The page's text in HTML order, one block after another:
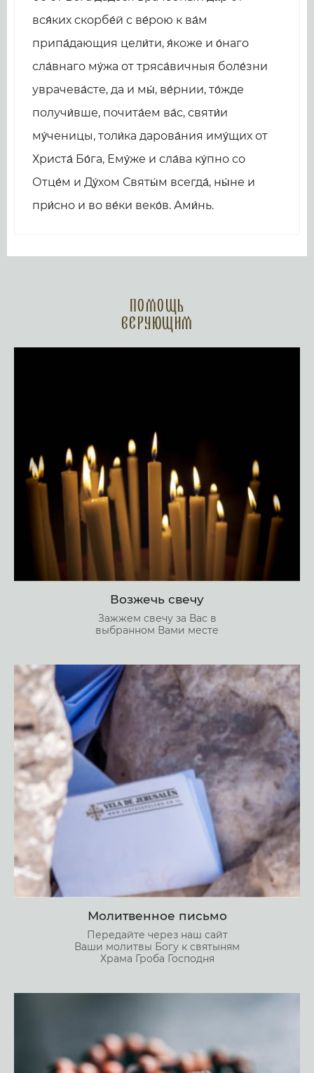
вся́ких скорбе́й с ве́рою к ва́м
припа́дающия цели́ти, я́коже и о́наго
сла́внаго му́жа от тряса́вичныя боле́зни
уврачева́сте, да и мы́, ве́рнии, то́жде
получи́вше, почита́ем ва́с, святи́и
му́ченицы, толи́ка дарова́ния иму́щих от
Христа́ Бо́га, Ему́же и сла́ва ку́пно со
Отце́м и Ду́хом Святы́м всегда́, ны́не и
при́сно и во ве́ки веко́в. Ами́нь.
Помощь
верующим
Возжечь свечу
Зажжем свечу за Вас в
выбранном Вами месте
Молитвенное письмо
Передайте через наш сайт
Ваши молитвы Богу к святыням
Храма Гроба Господня